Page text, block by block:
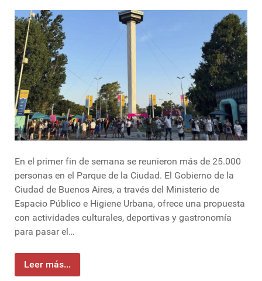
En el primer fin de semana se reunieron más de 25.000
personas en el Parque de la Ciudad. El Gobierno de la
Ciudad de Buenos Aires, a través del Ministerio de
Espacio Público e Higiene Urbana, ofrece una propuesta
con actividades culturales, deportivas y gastronomía
para pasar el…
Leer más...